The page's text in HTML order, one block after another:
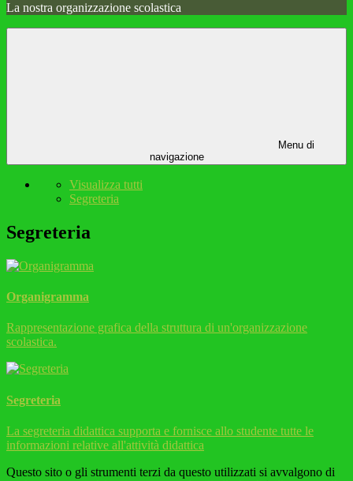
La nostra organizzazione scolastica
Menu di
navigazione
Visualizza tutti
Segreteria
Segreteria
Organigramma
Rappresentazione grafica della struttura di un'organizzazione
scolastica.
Segreteria
La segreteria didattica supporta e fornisce allo studente tutte le
informazioni relative all'attività didattica
Questo sito o gli strumenti terzi da questo utilizzati si avvalgono di